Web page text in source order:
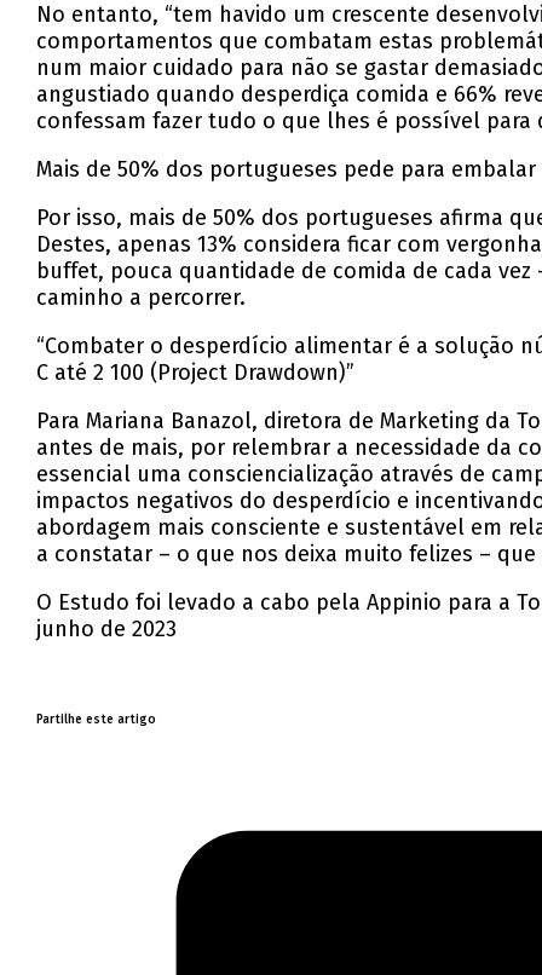
No entanto, “tem havido um crescente
comportamentos que combatam estas
num maior cuidado para não se gastar
angustiado quando desperdiça comida e 66%
confessam fazer tudo o que lhes é possível
Mais de 50% dos portugueses pede para
Por isso, mais de 50% dos portugueses afirma
Destes, apenas 13% considera ficar com
buffet, pouca quantidade de comida de cada
caminho a percorrer.
“Combater o desperdício alimentar é a solução
C até 2 100 (Project Drawdown)”
Para Mariana Banazol, diretora de Marketing da
antes de mais, por relembrar a necessidade da
essencial uma consciencialização através de
impactos negativos do desperdício e
abordagem mais consciente e sustentável em
a constatar – o que nos deixa muito felizes –
O Estudo foi levado a cabo pela Appinio para a
junho de 2023
Partilhe este artigo